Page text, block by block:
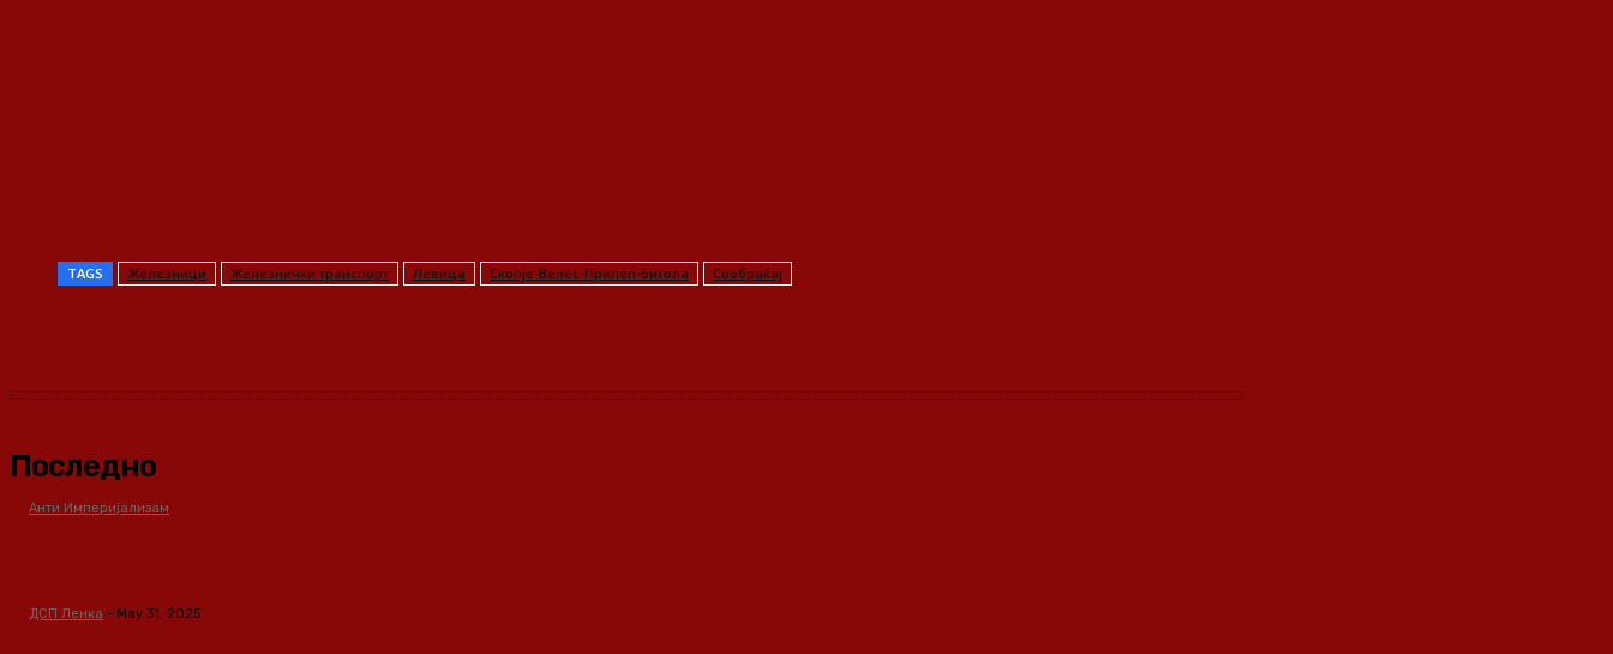
TAGS Железници Железнички транспорт Левица Скопје-Велес-Прилеп-Битола Сообраќај
Последно
Анти Империјализам
ДСП Ленка - May 31, 2025